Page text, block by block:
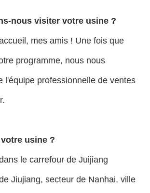
nous visiter votre usine ?
mes amis ! Une fois que
programme, nous nous
l'équipe professionnelle de ventes
usine ?
le carrefour de Juijiang
Jiujiang, secteur de Nanhai, ville